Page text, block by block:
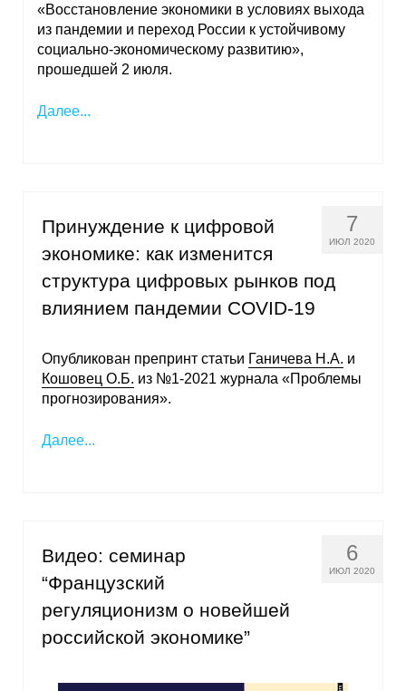
«Восстановление экономики в условиях выхода
из пандемии и переход России к устойчивому
социально-экономическому развитию»,
прошедшей 2 июля.
Далее...
7
ИЮЛ 2020
Принуждение к цифровой
экономике: как изменится
структура цифровых рынков под
влиянием пандемии COVID-19
Опубликован препринт статьи Ганичева Н.А. и
Кошовец О.Б. из №1-2021 журнала «Проблемы
прогнозирования».
Далее...
6
ИЮЛ 2020
Видео: семинар
“Французский
регуляционизм о новейшей
российской экономике”